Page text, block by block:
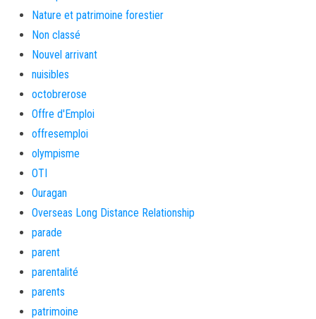
Nature et patrimoine forestier
Non classé
Nouvel arrivant
nuisibles
octobrerose
Offre d'Emploi
offresemploi
olympisme
OTI
Ouragan
Overseas Long Distance Relationship
parade
parent
parentalité
parents
patrimoine